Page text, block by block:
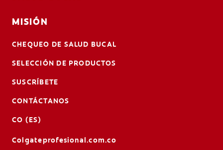
MISIÓN
CHEQUEO DE SALUD BUCAL
SELECCIÓN DE PRODUCTOS
SUSCRÍBETE
CONTÁCTANOS
CO (ES)
Colgateprofesional.com.co